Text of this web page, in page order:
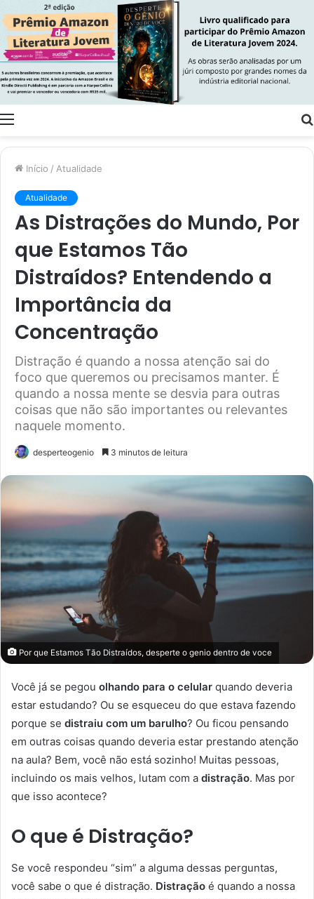
Menu
Início / Atualidade
Atualidade
As Distrações do Mundo, Por
que Estamos Tão
Distraídos? Entendendo a
Importância da
Concentração
Distração é quando a nossa atenção sai do
foco que queremos ou precisamos manter. É
quando a nossa mente se desvia para outras
coisas que não são importantes ou relevantes
naquele momento.
desperteogenio 3 minutos de leitura
Por que Estamos Tão Distraídos, desperte o genio dentro de voce
Você já se pegou olhando para o celular quando deveria
estar estudando? Ou se esqueceu do que estava fazendo
porque se distraiu com um barulho? Ou ficou pensando
em outras coisas quando deveria estar prestando atenção
na aula? Bem, você não está sozinho! Muitas pessoas,
incluindo os mais velhos, lutam com a distração. Mas por
que isso acontece?
O que é Distração?
Se você respondeu “sim” a alguma dessas perguntas,
você sabe o que é distração. Distração é quando a nossa